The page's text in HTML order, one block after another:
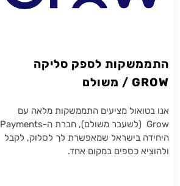
התממשקות לספק סליקה
GROW / משולם
אנו בטואול מציעים התממשקות מלאה עם
Grow (לשעבר משולם), חברת ה-Payments
היחידה בישראל שמאפשרת לך לסלוק, לקבל
ולהוציא כספים במקום אחד.